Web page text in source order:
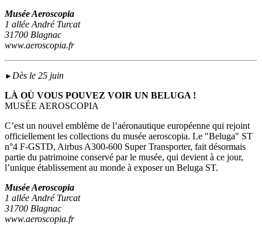
Musée Aeroscopia
1 allée André Turcat
31700 Blagnac
www.aeroscopia.fr
► Dès le 25 juin
LÀ OÙ VOUS POUVEZ VOIR UN BELUGA !
MUSÉE AEROSCOPIA
C’est un nouvel emblème de l’aéronautique européenne qui rejoint
officiellement les collections du musée aeroscopia. Le "Beluga" ST
n°4 F-GSTD, Airbus A300-600 Super Transporter, fait désormais
partie du patrimoine conservé par le musée, qui devient à ce jour,
l’unique établissement au monde à exposer un Beluga ST.
Musée Aeroscopia
1 allée André Turcat
31700 Blagnac
www.aeroscopia.fr